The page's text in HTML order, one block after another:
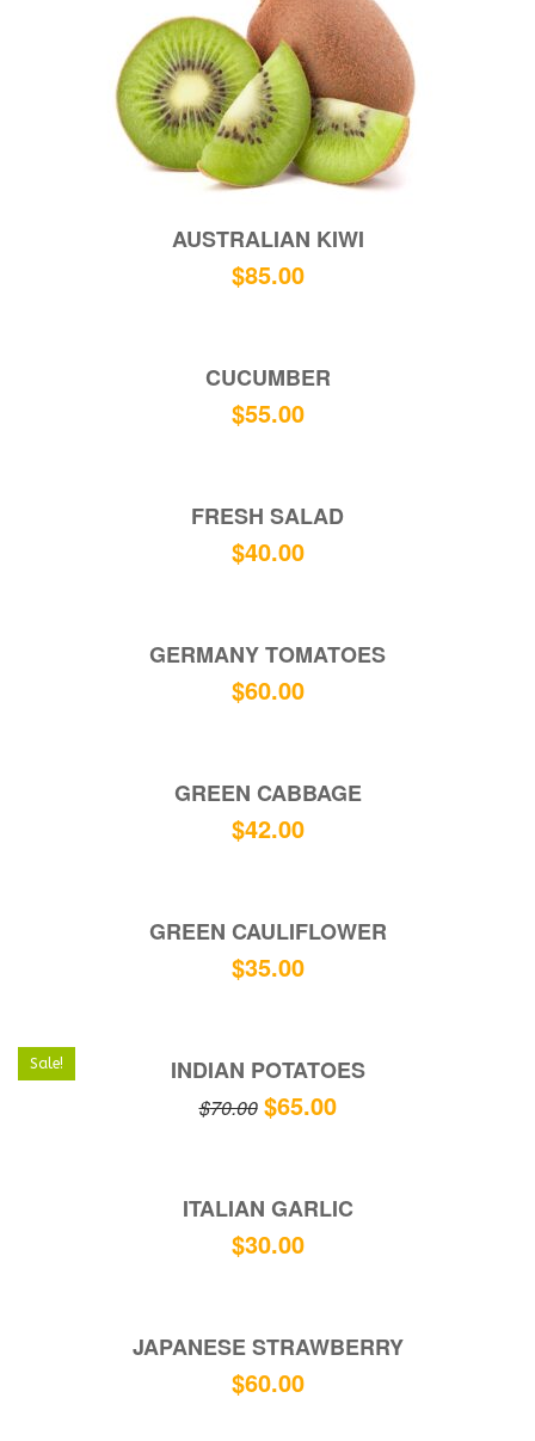
AUSTRALIAN KIWI
$85.00
CUCUMBER
$55.00
FRESH SALAD
$40.00
GERMANY TOMATOES
$60.00
GREEN CABBAGE
$42.00
GREEN CAULIFLOWER
$35.00
Sale! INDIAN POTATOES
$70.00 $65.00
ITALIAN GARLIC
$30.00
JAPANESE STRAWBERRY
$60.00